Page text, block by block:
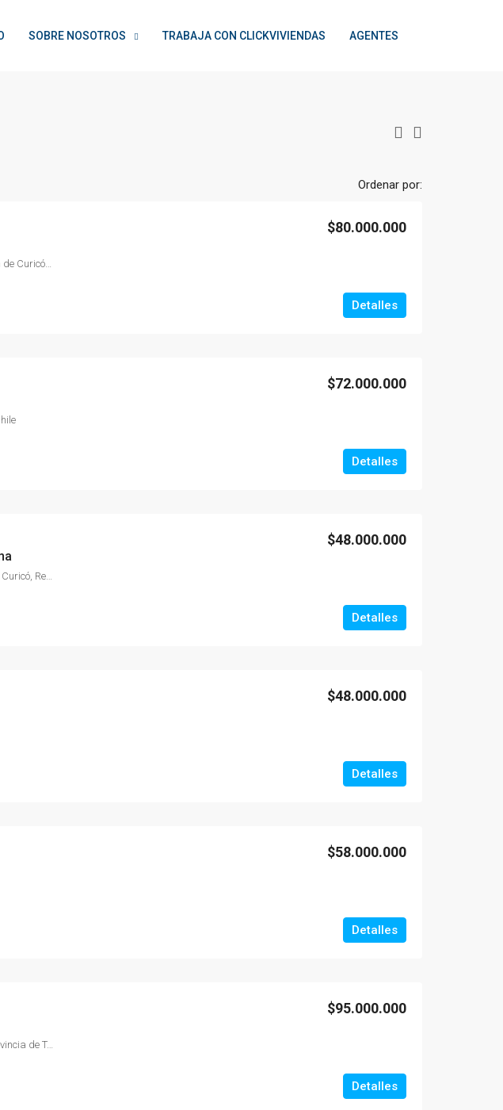
SOBRE NOSOTROS TRABAJA CON CLICKVIVIENDAS AGENTES
Ordenar por:
$80.000.000
Pasaje Alicia Morel, La Cañada del Boldo, Curicó, Provincia de Curicó, Región del Maule, 3340814, Chile
Detalles
$72.000.000
Detalles
$48.000.000
Eleuterio Ramírez, Luis Cruz Martínez, Molina, Provincia de Curicó, Región del Maule, Chile
Detalles
$48.000.000
Detalles
$58.000.000
Detalles
$95.000.000
13 Norte, Cooperativa Prosperidad, Barrio Norte, Talca, Provincia de Talca, Región del Maule, 3461632, Chile
Detalles